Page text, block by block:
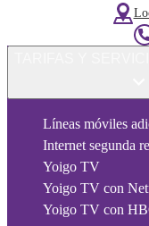
Líneas móviles
Internet segunda
Yoigo TV
Yoigo TV con
Yoigo TV con